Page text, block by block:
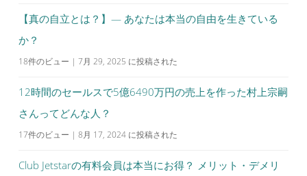
【真の自立とは？】— あなたは本当の自由を生きている
か？
18件のビュー | 7月 29, 2025 に投稿された
12時間のセールスで5億6490万円の売上を作った村上宗嗣
さんってどんな人？
17件のビュー | 8月 17, 2024 に投稿された
Club Jetstarの有料会員は本当にお得？ メリット・デメリ